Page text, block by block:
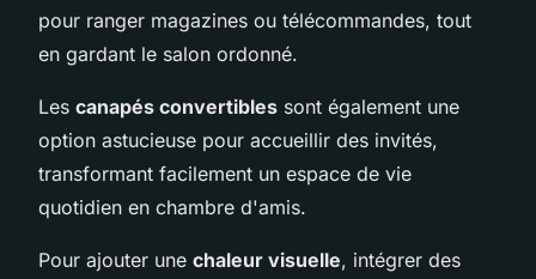
pour ranger magazines ou télécommandes, tout
en gardant le salon ordonné.
Les canapés convertibles sont également une
option astucieuse pour accueillir des invités,
transformant facilement un espace de vie
quotidien en chambre d'amis.
Pour ajouter une chaleur visuelle, intégrer des